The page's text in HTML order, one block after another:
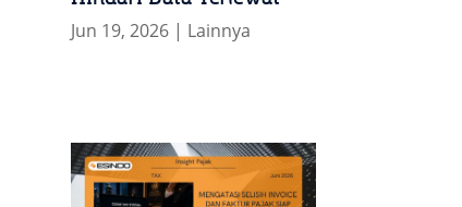
Jun 19, 2026 | Lainnya